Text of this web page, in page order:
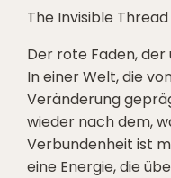
The Invisible Thread
Der rote Faden, der
In einer Welt, die
Veränderung
wieder nach dem,
Verbundenheit ist
eine Energie, die